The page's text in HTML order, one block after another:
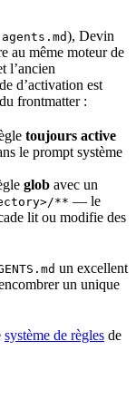
agents.md), Devin
au même moteur de
l’ancien
d’activation est
frontmatter :
toujours active
le prompt système
glob avec un
** — le
lit ou modifie des
un excellent
un unique
système de règles de